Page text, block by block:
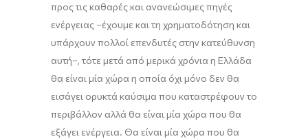
προς τις καθαρές και ανανεώσιμες πηγές
ενέργειας –έχουμε και τη χρηματοδότηση και
υπάρχουν πολλοί επενδυτές στην κατεύθυνση
αυτή–, τότε μετά από μερικά χρόνια η Ελλάδα
θα είναι μία χώρα η οποία όχι μόνο δεν θα
εισάγει ορυκτά καύσιμα που καταστρέφουν το
περιβάλλον αλλά θα είναι μία χώρα που θα
εξάγει ενέργεια. Θα είναι μία χώρα που θα